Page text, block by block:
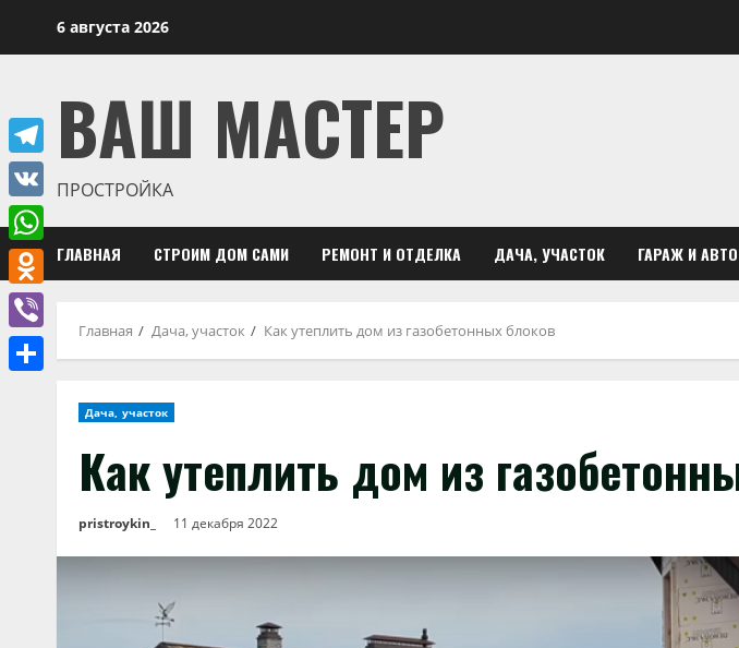
6 августа 2026
ВАШ МАСТЕР
ПРОСТРОЙКА
ГЛАВНАЯ СТРОИМ ДОМ САМИ РЕМОНТ И ОТДЕЛКА ДАЧА, УЧАСТОК ГАРАЖ И АВТО
Главная Дача, участок Как утеплить дом из газобетонных блоков
Дача, участок
Как утеплить дом из
pristroykin_ 11 декабря 2022
Telegram
VK
WhatsApp
Odnoklassniki
Viber